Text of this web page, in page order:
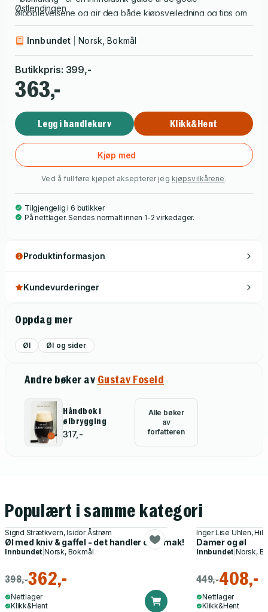
ølopplevelsene og gir deg både kjøpsveiledning og tips om
hvor du får tak i spesielle øl. Boka inneholder smaksøvelser
underveis og har forslag til flere øltester du selv kan
gjennomføre - alene eller sammen venner.
Østlendingen
Innbundet Norsk, Bokmål
Butikkpris: 399,-
363,-
Legg i handlekurv Klikk&Hent
Kjøp med
Ved å fullføre kjøpet aksepterer jeg kjøpsvilkårene .
Tilgjengelig i 6 butikker
På nettlager. Sendes normalt innen 1-2 virkedager.
Produktinformasjon
Kundevurderinger
Oppdag mer
Øl Øl og sider
Andre bøker av Gustav Foseid
Håndbok i
ølbrygging
317,-
Alle bøker
av
forfatteren
Populært i samme kategori
Sigrid Strætkvern, Isidor Åstrøm
Øl med kniv & gaffel - det handler om smak!
Innbundet |Norsk, Bokmål
398,-362,-
Nettlager
Klikk&Hent
Inger Lise Uhlen,
Damer og øl
Innbundet Norsk,
449,-408,-
Nettlager
Klikk&Hent